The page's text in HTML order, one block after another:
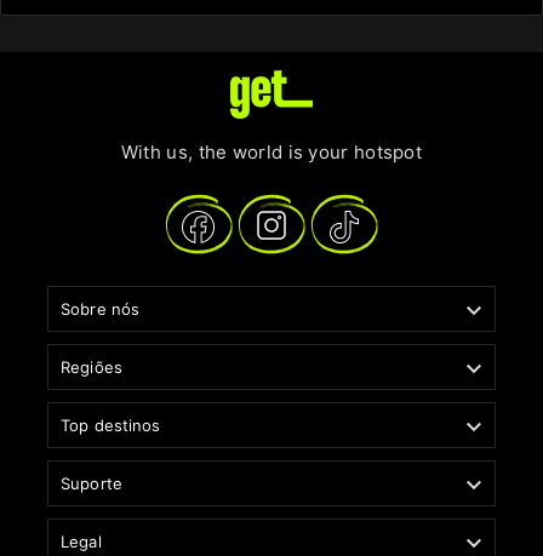
With us, the world is your hotspot
Sobre nós 
Regiões 
Top destinos 
Suporte 
Legal 